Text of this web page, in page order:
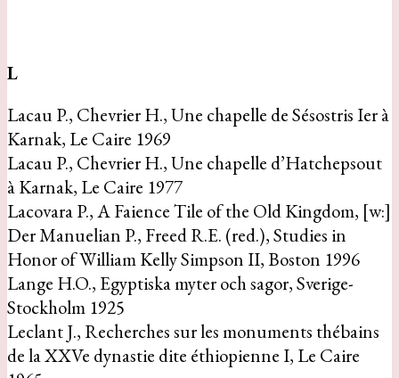
L
Lacau P., Chevrier H., Une chapelle de Sésostris Ier à
Karnak, Le Caire 1969
Lacau P., Chevrier H., Une chapelle d’Hatchepsout
à Karnak, Le Caire 1977
Lacovara P., A Faience Tile of the Old Kingdom, [w:]
Der Manuelian P., Freed R.E. (red.), Studies in
Honor of William Kelly Simpson II, Boston 1996
Lange H.O., Egyptiska myter och sagor, Sverige-
Stockholm 1925
Leclant J., Recherches sur les monuments thébains
de la XXVe dynastie dite éthiopienne I, Le Caire